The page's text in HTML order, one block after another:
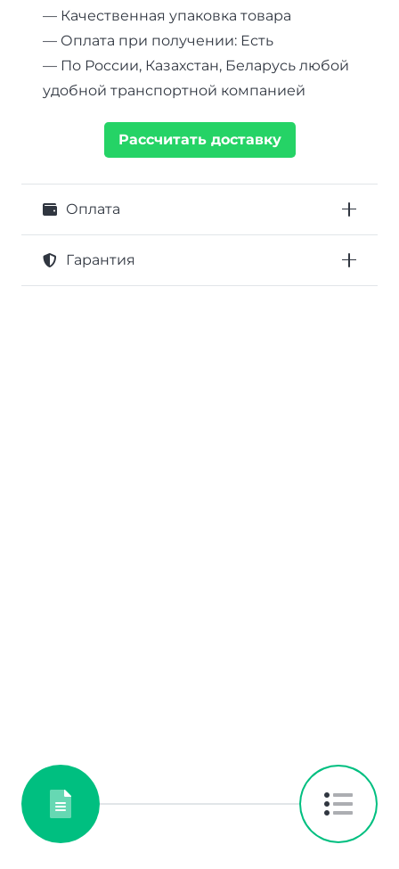
— Качественная упаковка товара
— Оплата при получении: Есть
— По России, Казахстан, Беларусь любой
удобной транспортной компанией
Рассчитать доставку
Оплата
Гарантия